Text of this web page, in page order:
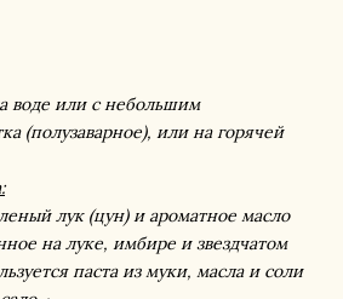
воде или с небольшим
(полузаварное), или на горячей
лук (цун) и ароматное масло
на луке, имбире и звездчатом
паста из муки, масла и соли